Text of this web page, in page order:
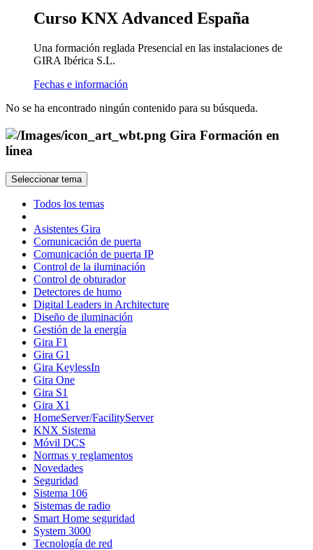
Curso KNX Advanced España
Una formación reglada Presencial en las instalaciones de
GIRA Ibérica S.L.
Fechas e información
No se ha encontrado ningún contenido para su búsqueda.
Gira Formación en
línea
Seleccionar tema
Todos los temas
Asistentes Gira
Comunicación de puerta
Comunicación de puerta IP
Control de la iluminación
Control de obturador
Detectores de humo
Digital Leaders in Architecture
Diseño de iluminación
Gestión de la energía
Gira F1
Gira G1
Gira KeylessIn
Gira One
Gira S1
Gira X1
HomeServer/FacilityServer
KNX Sistema
Móvil DCS
Normas y reglamentos
Novedades
Seguridad
Sistema 106
Sistemas de radio
Smart Home seguridad
System 3000
Tecnología de red